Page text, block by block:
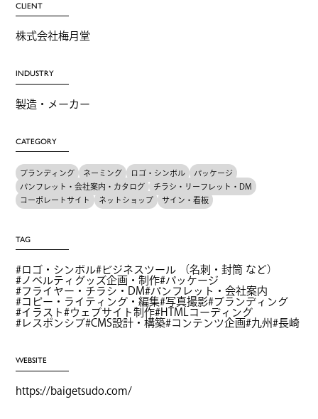
CLIENT
株式会社梅月堂
INDUSTRY
製造・メーカー
CATEGORY
ブランディング ネーミング ロゴ・シンボル
パッケージ
パンフレット・会社案内・カタログ
チラシ・リーフレット・DM
コーポレートサイト
ネットショップ サイン・看板
TAG
ロゴ・シンボル
ビジネスツール （名刺・封筒 など）
ノベルティグッズ企画・制作
パッケージ
フライヤー・チラシ・DM
パンフレット・会社案内
コピー・ライティング・編集 写真撮影
ブランディング
イラスト
ウェブサイト制作
HTMLコーディング
レスポンシブ CMS設計・構築 コンテンツ企画 九州 長崎
WEBSITE
https://baigetsudo.com/